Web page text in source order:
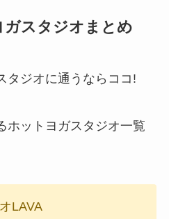
ガスタジオまとめ
タジオに通うならココ!
ホットヨガスタジオ一覧
LAVA